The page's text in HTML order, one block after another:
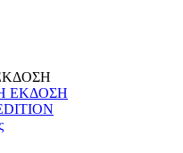
ΕΚΔΟΣΗ